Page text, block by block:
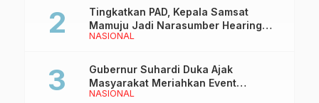
NASIONAL
Tingkatkan PAD, Kepala Samsat
Mamuju Jadi Narasumber Hearing
Bersama Wakil Ketua I DPRD Sulbar
NASIONAL
Gubernur Suhardi Duka Ajak
Masyarakat Meriahkan Event
Manakarra Fair 2026